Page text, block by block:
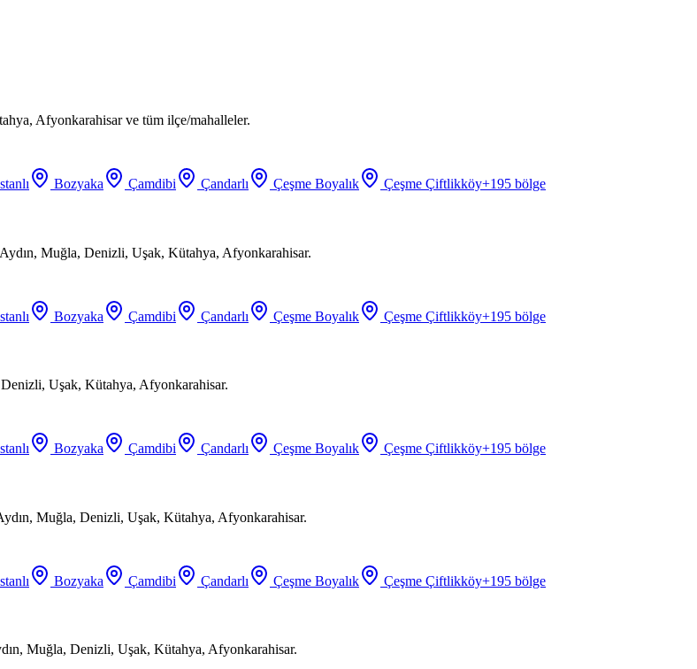
Afyonkarahisar ve tüm ilçe/mahalleler.
Bozyaka Çamdibi Çandarlı Çeşme Boyalık Çeşme Çiftlikköy+195 bölge
Muğla, Denizli, Uşak, Kütahya, Afyonkarahisar.
Bozyaka Çamdibi Çandarlı Çeşme Boyalık Çeşme Çiftlikköy+195 bölge
Uşak, Kütahya, Afyonkarahisar.
Bozyaka Çamdibi Çandarlı Çeşme Boyalık Çeşme Çiftlikköy+195 bölge
Muğla, Denizli, Uşak, Kütahya, Afyonkarahisar.
Bozyaka Çamdibi Çandarlı Çeşme Boyalık Çeşme Çiftlikköy+195 bölge
Muğla, Denizli, Uşak, Kütahya, Afyonkarahisar.